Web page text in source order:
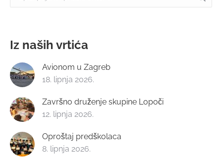
Iz naših vrtića
Avionom u Zagreb
18. lipnja 2026.
Završno druženje skupine Lopoči
12. lipnja 2026.
Oproštaj predškolaca
8. lipnja 2026.